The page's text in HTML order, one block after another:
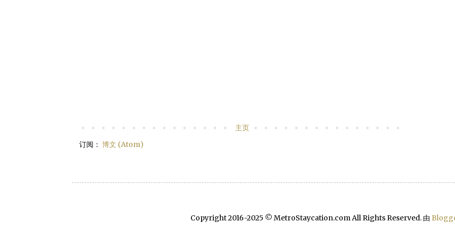
主页
订阅： 博文 (Atom)
Copyright 2016-2025 © MetroStaycation.com All Rights Reserved. 由